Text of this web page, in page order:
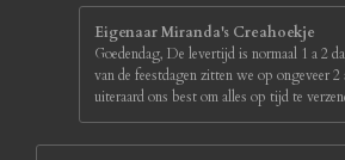
Eigenaar Miranda's Creahoekje
Goedendag, De levertijd is normaal 1 a 2
van de feestdagen zitten we op ongeveer
uiteraard ons best om alles op tijd te